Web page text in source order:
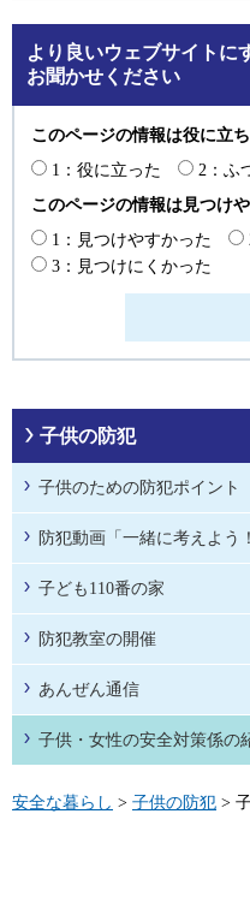
より良いウェブサイトに
お聞かせください
このページの情報は役に立
1：役に立った
2：ふ
このページの情報は見つけ
1：見つけやすかった
3：見つけにくかった
子供の防犯
子供のための防犯ポイント
防犯動画「一緒に考えよう
子ども110番の家
防犯教室の開催
あんぜん通信
子供・女性の安全対策係の
安全な暮らし > 子供の防犯 >